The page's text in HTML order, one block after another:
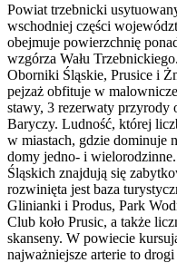
Powiat trzebnicki
wschodniej części
obejmuje powierzchnię
wzgórza Wału
Oborniki Śląskie, Prusice i
pejzaż obfituje w
stawy, 3 rezerwaty
Baryczy. Ludność, której
w miastach, gdzie dominuje
domy jedno- i
Śląskich znajdują się
rozwinięta jest baza
Glinianki i Produs, Park
Club koło Prusic, a także
skanseny. W powiecie
najważniejsze arterie to